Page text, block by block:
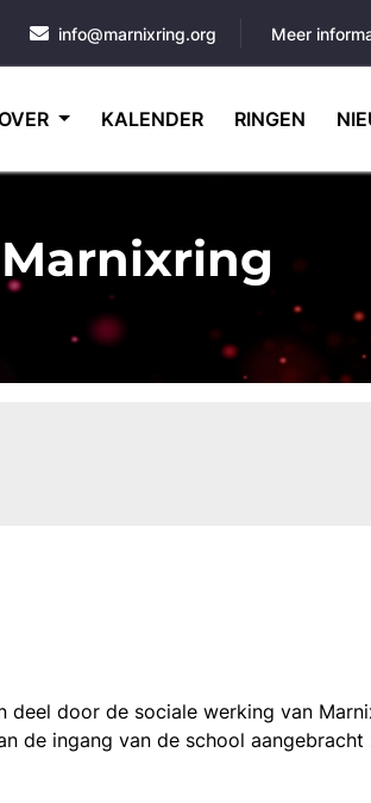
info@marnixring.org Meer
KALENDER RINGEN
deel door de sociale werking van
de ingang van de school